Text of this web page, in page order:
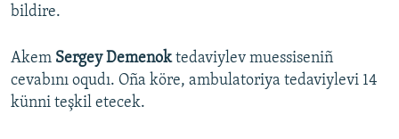
BLOGLAR
FİKİR
Русский
bildire.
Akem Sergey Demenoktedaviylev muessiseniñ
cevabını oqudı. Oña köre, ambulatoriya tedaviylevi 14
künni teşkil etecek.